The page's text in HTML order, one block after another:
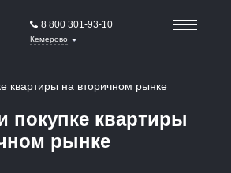
8 800 301-93-10
Кемерово
квартиры на вторичном рынке
покупке квартиры
рынке